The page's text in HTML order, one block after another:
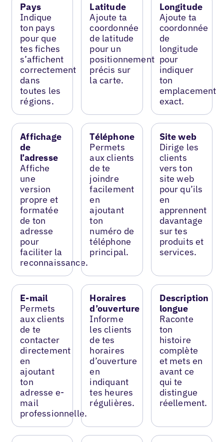
Pays
Indique
ton pays
pour que
tes fiches
s’affichent
correctement
dans
toutes les
régions.
Latitude
Ajoute ta
coordonnée
de latitude
pour un
positionnement
précis sur
la carte.
Longitude
Ajoute ta
coordonnée
de
longitude
pour
indiquer
ton
emplacement
exact.
Affichage
de
l’adresse
Affiche
une
version
propre et
formatée
de ton
adresse
pour
faciliter la
reconnaissance.
Téléphone
Permets
aux clients
de te
joindre
facilement
en
ajoutant
ton
numéro de
téléphone
principal.
Site web
Dirige les
clients
vers ton
site web
pour qu’ils
en
apprennent
davantage
sur tes
produits et
services.
E-mail
Permets
aux clients
de te
contacter
directement
en
ajoutant
ton
adresse e-
mail
professionnelle.
Horaires
d’ouverture
Informe
les clients
de tes
horaires
d’ouverture
en
indiquant
tes heures
régulières.
Description
longue
Raconte
ton
histoire
complète
et mets en
avant ce
qui te
distingue
réellement.